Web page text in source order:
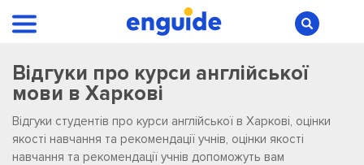
Відгуки про курси англійської
мови в Харкові
Відгуки студентів про курси англійської в Харкові, оцінки
якості навчання та рекомендації учнів, оцінки якості
навчання та рекомендації учнів допоможуть вам